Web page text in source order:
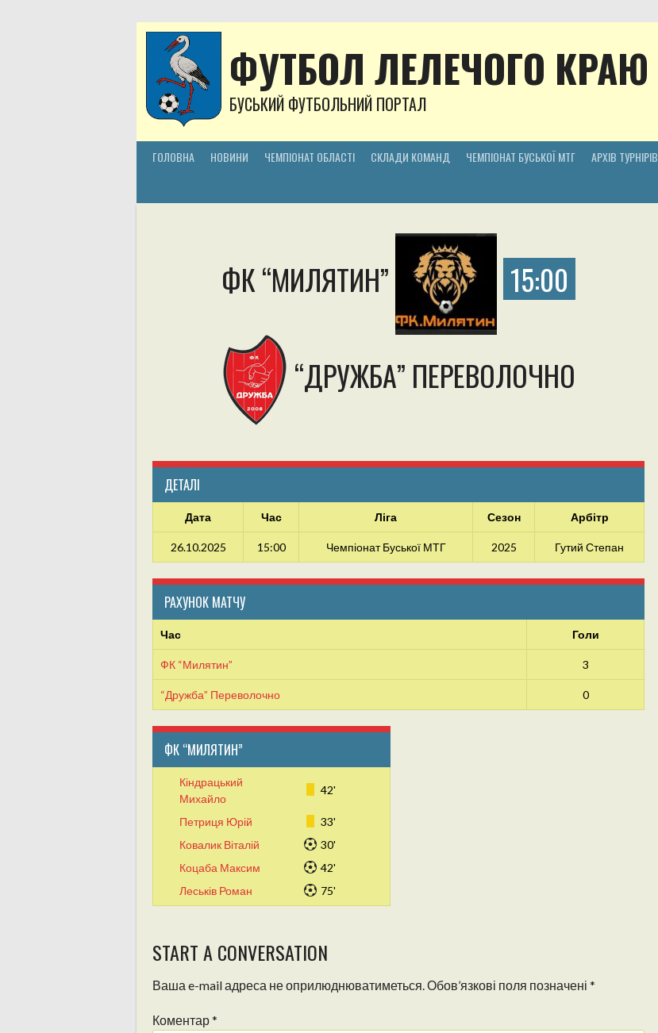
ФУТБОЛ ЛЕЛЕЧОГО КРАЮ
БУСЬКИЙ ФУТБОЛЬНИЙ ПОРТАЛ
ГОЛОВНА НОВИНИ ЧЕМПІОНАТ ОБЛАСТІ СКЛАДИ КОМАНД ЧЕМПІОНАТ БУСЬКОЇ МТГ АРХІВ ТУРНІРІВ
ФК “МИЛЯТИН” 15:00
“ДРУЖБА” ПЕРЕВОЛОЧНО
ДЕТАЛІ
Дата Час Ліга Сезон Арбітр
26.10.2025 15:00 Чемпіонат Буської МТГ 2025 Гутий Степан
РАХУНОК МАТЧУ
Час Голи
ФК “Милятин” 3
“Дружба” Переволочно 0
ФК “МИЛЯТИН”
Кіндрацький
Михайло
42'
Петриця Юрій
33'
Ковалик Віталій
30'
Коцаба Максим
42'
Леськів Роман
75'
START A CONVERSATION
Ваша e-mail адреса не оприлюднюватиметься. Обов’язкові поля позначені *
Коментар*